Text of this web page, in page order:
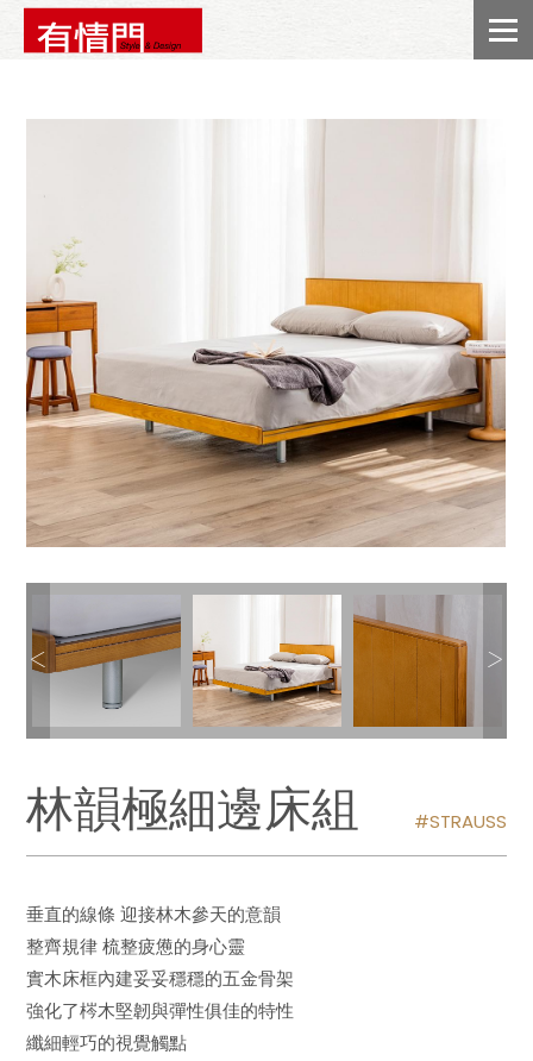
林韻極細邊床組 STRAUSS
垂直的線條 迎接林木參天的意韻
整齊規律 梳整疲憊的身心靈
實木床框內建妥妥穩穩的五金骨架
強化了梣木堅韌與彈性俱佳的特性
纖細輕巧的視覺觸點